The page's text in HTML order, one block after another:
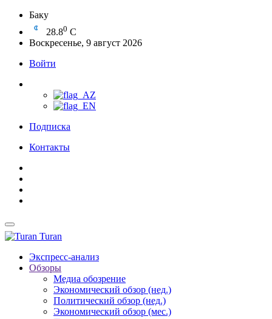
Баку
28.80 C
Воскресенье, 9 август 2026
Войти
Подписка
Контакты
Turan
Экспресс-анализ
Обзоры
Медиа обозрение
Экономический обзор (нед.)
Политический обзор (нед.)
Экономический обзор (мес.)